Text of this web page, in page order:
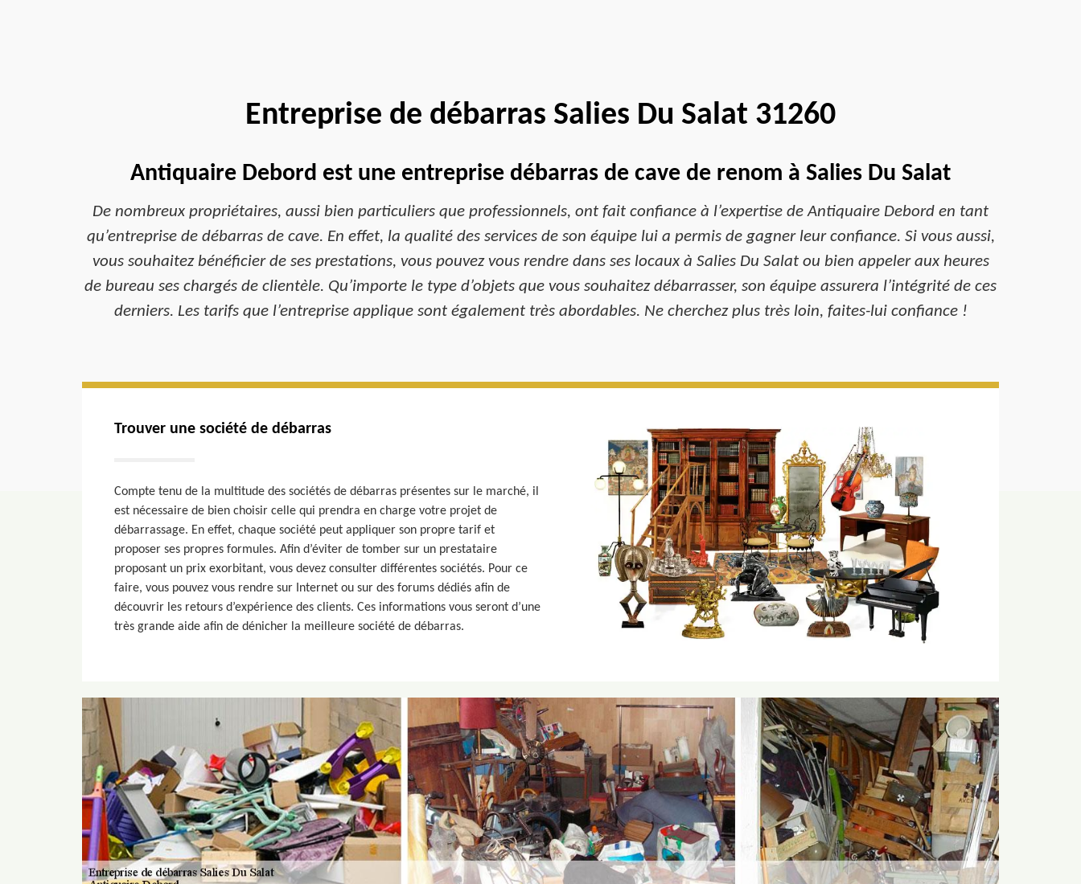
Entreprise de débarras Salies Du Salat 31260
Antiquaire Debord est une entreprise débarras de cave de renom à Salies Du Salat
De nombreux propriétaires, aussi bien particuliers que professionnels, ont fait confiance à l’expertise de Antiquaire Debord en tant
qu’entreprise de débarras de cave. En effet, la qualité des services de son équipe lui a permis de gagner leur confiance. Si vous aussi,
vous souhaitez bénéficier de ses prestations, vous pouvez vous rendre dans ses locaux à Salies Du Salat ou bien appeler aux heures
de bureau ses chargés de clientèle. Qu’importe le type d’objets que vous souhaitez débarrasser, son équipe assurera l’intégrité de ces
derniers. Les tarifs que l’entreprise applique sont également très abordables. Ne cherchez plus très loin, faites-lui confiance !
Trouver une société de débarras
Compte tenu de la multitude des sociétés de débarras présentes sur le marché, il
est nécessaire de bien choisir celle qui prendra en charge votre projet de
débarrassage. En effet, chaque société peut appliquer son propre tarif et
proposer ses propres formules. Afin d’éviter de tomber sur un prestataire
proposant un prix exorbitant, vous devez consulter différentes sociétés. Pour ce
faire, vous pouvez vous rendre sur Internet ou sur des forums dédiés afin de
découvrir les retours d’expérience des clients. Ces informations vous seront d’une
très grande aide afin de dénicher la meilleure société de débarras.